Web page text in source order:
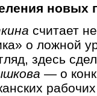
новых
считает
о ложной
здесь
— о